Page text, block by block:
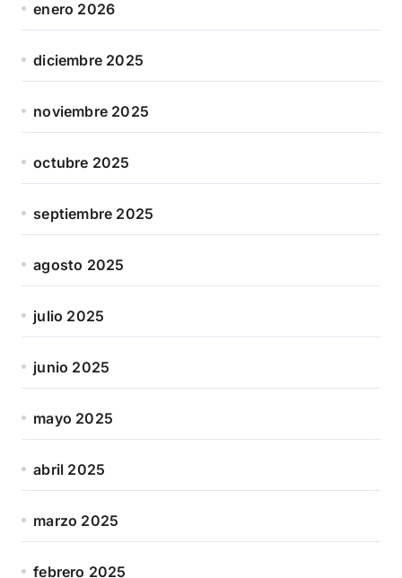
enero 2026
diciembre 2025
noviembre 2025
octubre 2025
septiembre 2025
agosto 2025
julio 2025
junio 2025
mayo 2025
abril 2025
marzo 2025
febrero 2025